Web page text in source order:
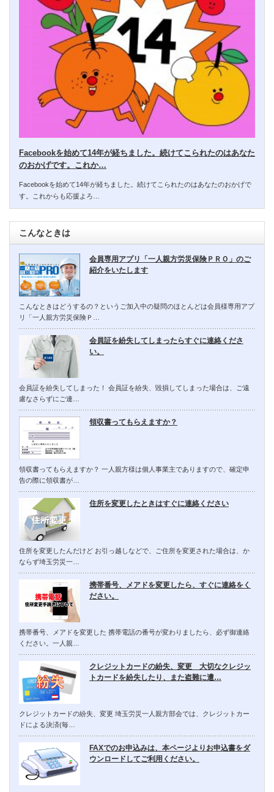
Facebookを始めて14年が経ちました。続けてこられたのはあなた
のおかげです。これか…
Facebookを始めて14年が経ちました。続けてこられたのはあなたのおかげで
す。これからも応援よろ…
こんなときは
会員専用アプリ「一人親方労災保険ＰＲＯ」のご
紹介をいたします
こんなときはどうするの？というご加入中の疑問のほとんどは会員様専用アプ
リ「一人親方労災保険Ｐ…
会員証を紛失してしまったらすぐに連絡くださ
い。
会員証を紛失してしまった！ 会員証を紛失、毀損してしまった場合は、ご遠
慮なさらずにご連…
領収書ってもらえますか？
領収書ってもらえますか？ 一人親方様は個人事業主でありますので、確定申
告の際に領収書が…
住所を変更したときはすぐに連絡ください
住所を変更したんだけど お引っ越しなどで、ご住所を変更された場合は、か
ならず埼玉労災一…
携帯番号、メアドを変更したら、すぐに連絡をく
ださい。
携帯番号、メアドを変更した 携帯電話の番号が変わりましたら、必ず御連絡
ください。一人親…
クレジットカードの紛失、変更 大切なクレジッ
トカードを紛失したり、また盗難に遭…
クレジットカードの紛失、変更 埼玉労災一人親方部会では、クレジットカー
ドによる決済(毎…
FAXでのお申込みは、本ページよりお申込書をダ
ウンロードしてご利用ください。